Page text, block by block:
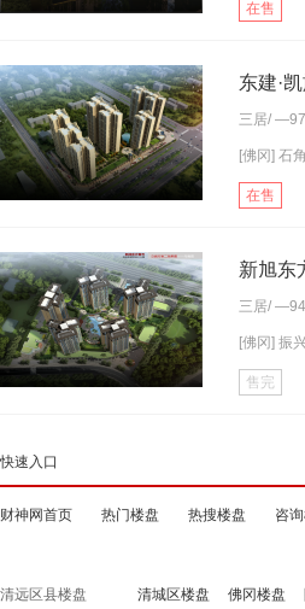
在售
东建·
三居/
[佛冈] 石
在售
新旭东
三居/
[佛冈] 振
售完
快速入口
财神网首页 热门楼盘 热搜楼盘 咨
清远区县楼盘 清城区楼盘 佛冈楼盘